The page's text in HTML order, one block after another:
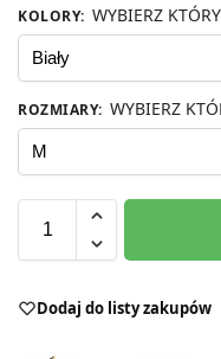
KOLORY: WYBIERZ
ROZMIARY: WYBIERZ
Dodaj do listy zakupów